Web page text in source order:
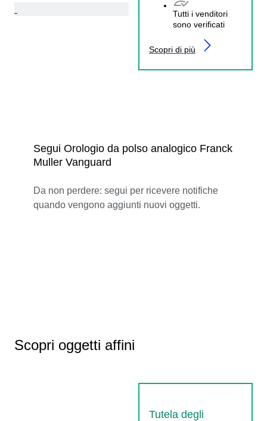
Tutti i venditori
sono verificati
Scopri di più
Segui Orologio da polso analogico Franck
Muller Vanguard
Da non perdere: segui per ricevere notifiche
quando vengono aggiunti nuovi oggetti.
Scopri oggetti affini
Tutela degli